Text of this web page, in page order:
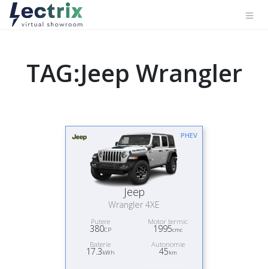
TAG:Jeep Wrangler
PHEV
Jeep
Wrangler 4XE
Putere
380CP
Motor termic
1995cmc
Baterie
17.3kWh
Autonomie
45km